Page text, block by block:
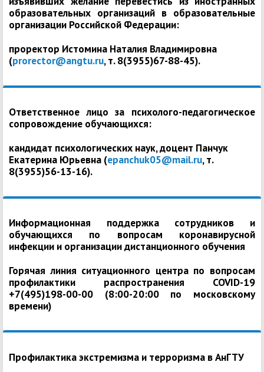
образовательных организаций в образовательные
организации Российской Федерации:
проректор Истомина Наталия Владимировна
(prorector@angtu.ru, т. 8(3955)67-88-45).
Ответственное лицо за психолого-педагогическое
сопровождение обучающихся:
кандидат психологических наук, доцент Панчук
Екатерина Юрьевна (epanchuk05@mail.ru, т.
8(3955)56-13-16).
Информационная поддержка сотрудников и
обучающихся по вопросам коронавирусной
инфекции и организации дистанционного обучения
Горячая линия ситуационного центра по вопросам
профилактики распространения COVID-19
+7(495)198-00-00 (8:00-20:00 по московскому
времени)
Профилактика экстремизма и терроризма в АнГТУ